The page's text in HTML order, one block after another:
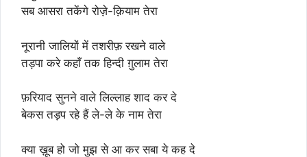
सब आसरा तकेंगे रोज़े-क़ियाम तेरा
नूरानी जालियों में तशरीफ़ रखने वाले
तड़पा करे कहाँ तक हिन्दी ग़ुलाम तेरा
फ़रियाद सुनने वाले लिल्लाह शाद कर दे
बेकस तड़प रहे हैं ले-ले के नाम तेरा
क्या ख़ूब हो जो मुझ से आ कर सबा ये कह दे